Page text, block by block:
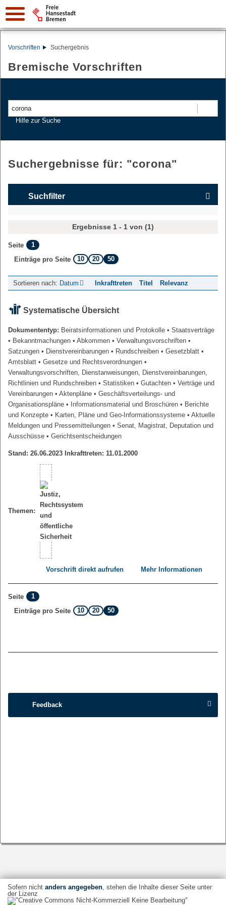
Vorschriften Suchergebnis
Bremische Vorschriften
Hilfe zur Suche
Suchergebnisse für: "corona"
Suchfilter
Ergebnisse 1 - 1 von (1)
Seite
1
Einträge pro Seite
10 20 50
Sortieren nach: Datum Inkrafttreten Titel Relevanz
Systematische Übersicht
Dokumententyp: Beiratsinformationen und Protokolle • Staatsverträge
• Bekanntmachungen • Abkommen • Verwaltungsvorschriften •
Satzungen • Dienstvereinbarungen • Rundschreiben • Gesetzblatt •
Amtsblatt • Gesetze und Rechtsverordnungen •
Verwaltungsvorschriften, Dienstanweisungen, Dienstvereinbarungen,
Richtlinien und Rundschreiben • Statistiken • Gutachten • Verträge und
Vereinbarungen • Aktenpläne • Geschäftsverteilungs- und
Organisationspläne • Informationsmaterial und Broschüren • Berichte
und Konzepte • Karten, Pläne und Geo-Informationssysteme • Aktuelle
Meldungen und Pressemitteilungen • Senat, Magistrat, Deputation und
Ausschüsse • Gerichtsentscheidungen
Stand: 26.06.2023 Inkrafttreten: 11.01.2000
Themen:
Vorschrift direkt aufrufen Mehr Informationen
Seite
1
Einträge pro Seite
10 20 50
Feedback
Sofern nicht anders angegeben, stehen die Inhalte dieser Seite unter
der Lizenz